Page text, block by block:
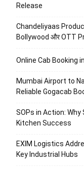
Release
Chandeliyaas
Bollywood और OTT
Online Cab Booking
Mumbai Airport to
Reliable Gogacab
SOPs in Action:
Kitchen Success
EXIM Logistics
Key Industrial Hubs